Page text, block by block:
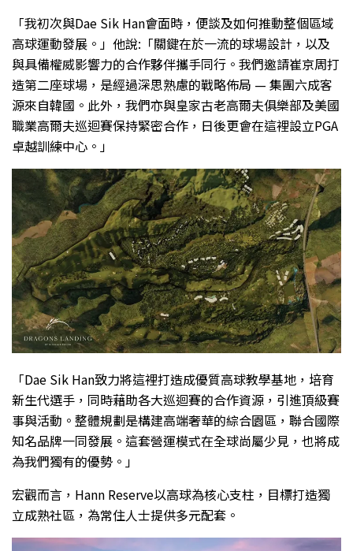
「我初次與Dae Sik Han會面時，便談及如何推動整個區域
高球運動發展。」他說:「關鍵在於一流的球場設計，以及
與具備權威影響力的合作夥伴攜手同行。我們邀請崔京周打
造第二座球場，是經過深思熟慮的戰略佈局 — 集團六成客
源來自韓國。此外，我們亦與皇家古老高爾夫俱樂部及美國
職業高爾夫巡迴賽保持緊密合作，日後更會在這裡設立PGA
卓越訓練中心。」
「Dae Sik Han致力將這裡打造成優質高球教學基地，培育
新生代選手，同時藉助各大巡迴賽的合作資源，引進頂級賽
事與活動。整體規劃是構建高端奢華的綜合園區，聯合國際
知名品牌一同發展。這套營運模式在全球尚屬少見，也將成
為我們獨有的優勢。」
宏觀而言，Hann Reserve以高球為核心支柱，目標打造獨
立成熟社區，為常住人士提供多元配套。